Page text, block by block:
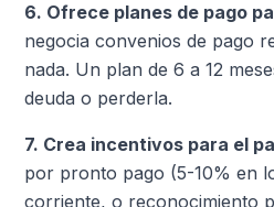
6. Ofrece planes de pago
negocia convenios de pago
nada. Un plan de 6 a 12
deuda o perderla.
7. Crea incentivos para el
por pronto pago (5-10% en
corriente, o reconocimiento